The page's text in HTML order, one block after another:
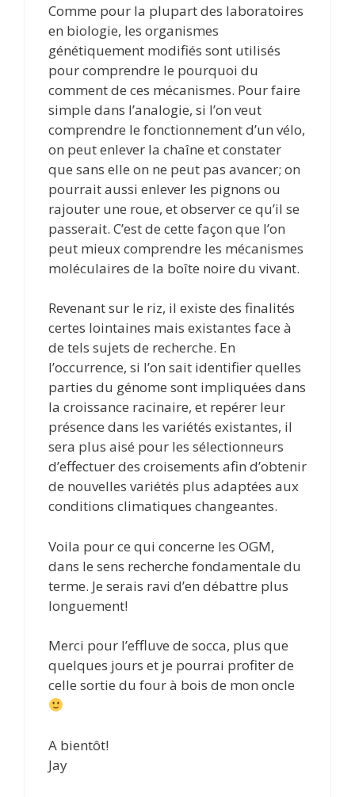
Comme pour la plupart des laboratoires
en biologie, les organismes
génétiquement modifiés sont utilisés
pour comprendre le pourquoi du
comment de ces mécanismes. Pour faire
simple dans l’analogie, si l’on veut
comprendre le fonctionnement d’un vélo,
on peut enlever la chaîne et constater
que sans elle on ne peut pas avancer; on
pourrait aussi enlever les pignons ou
rajouter une roue, et observer ce qu’il se
passerait. C’est de cette façon que l’on
peut mieux comprendre les mécanismes
moléculaires de la boîte noire du vivant.
Revenant sur le riz, il existe des finalités
certes lointaines mais existantes face à
de tels sujets de recherche. En
l’occurrence, si l’on sait identifier quelles
parties du génome sont impliquées dans
la croissance racinaire, et repérer leur
présence dans les variétés existantes, il
sera plus aisé pour les sélectionneurs
d’effectuer des croisements afin d’obtenir
de nouvelles variétés plus adaptées aux
conditions climatiques changeantes.
Voila pour ce qui concerne les OGM,
dans le sens recherche fondamentale du
terme. Je serais ravi d’en débattre plus
longuement!
Merci pour l’effluve de socca, plus que
quelques jours et je pourrai profiter de
celle sortie du four à bois de mon oncle
A bientôt!
Jay